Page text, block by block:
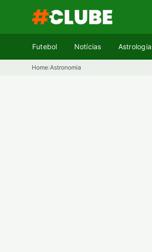
conteúdo
Futebol Notícias Astrologia
Home/Astronomia